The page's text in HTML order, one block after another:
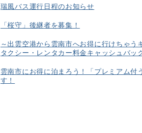
瑞風バス運行日程のお知らせ
「桜守」後継者を募集！
～出雲空港から雲南市へお得に行けちゃ
タクシー・レンタカー料金キャッシュバッ
雲南市にお得に泊まろう！「プレミアム付
す！